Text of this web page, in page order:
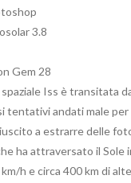
3.8
Gem 28
Iss è transitata
tentativi andati male
a estrarre delle
ha attraversato il Sole
h e circa 400 km di